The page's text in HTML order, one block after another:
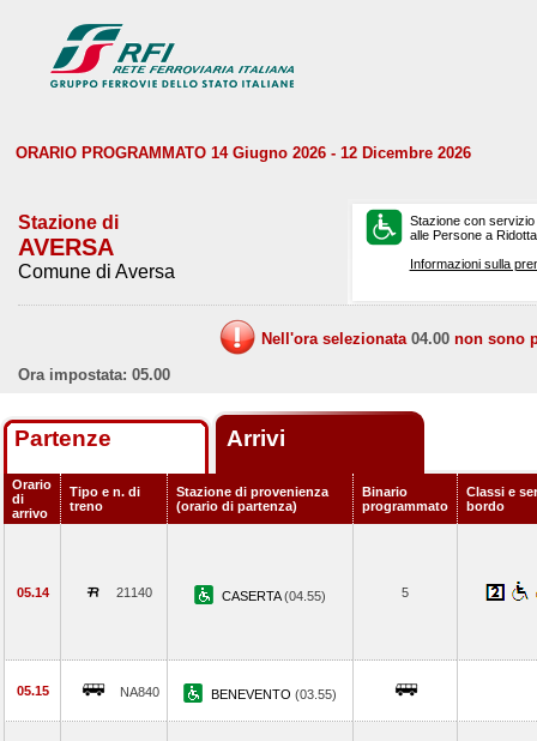
ORARIO PROGRAMMATO 14 Giugno 2026 - 12 Dicembre 2026
Stazione di
AVERSA
Comune di Aversa
Stazione con
alle Persone a
Informazioni sulla
Nell'ora selezionata 04.00 non sono
Ora impostata: 05.00
Partenze Arrivi
Orario
di
arrivo
Tipo e n. di
treno
Stazione di provenienza
(orario di partenza)
Binario
programmato
Classi e
bordo
05.14 21140 CASERTA(04.55) 5
05.15 NA840 BENEVENTO (03.55)